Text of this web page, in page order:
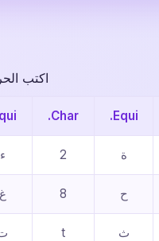
اكتب
Equi.
Char.
ة 2 ء
ح 8 غ
ث t